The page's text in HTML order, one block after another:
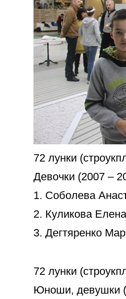
72 лунки
Девочки (2007 –
1. Соболева
2. Куликова
3. Дегтяренко
72 лунки
Юноши, девушки